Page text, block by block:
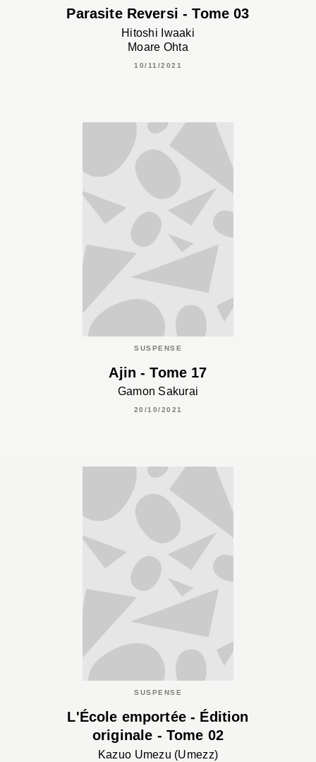
Parasite Reversi - Tome 03
Hitoshi Iwaaki
Moare Ohta
10/11/2021
SUSPENSE
Ajin - Tome 17
Gamon Sakurai
20/10/2021
SUSPENSE
L'École emportée - Édition
originale - Tome 02
Kazuo Umezu (Umezz)